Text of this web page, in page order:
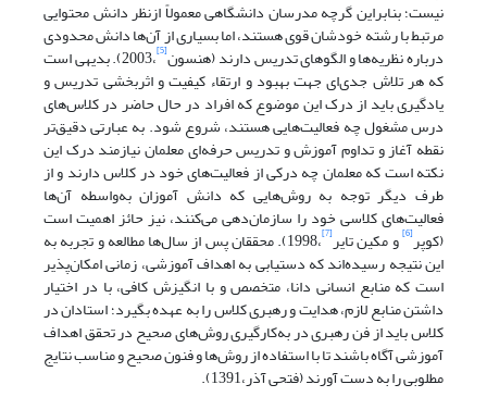
نیست؛ بنابراین گرچه مدرسان دانشگاهی معمولاً ازنظر دانش محتوایی
مرتبط با رشته خودشان قوی هستند، اما بسیاری از آن‌ها دانش محدودی
درباره نظریه‌ها و الگوهای تدریس دارند (هنسون[5] ،2003). بدیهی است
که هر تلاش جدی‌ای جهت بهبود و ارتقاء کیفیت و اثربخشی تدریس و
یادگیری باید از درک این موضوع که افراد در حال حاضر در کلاس‌های
درس مشغول چه فعالیت‌هایی هستند، شروع شود. به عبارتی دقیق‌تر
نقطه آغاز و تداوم آموزش و تدریس حرفه‌ای معلمان نیازمند درک این
نکته است که معلمان چه درکی از فعالیت‌های خود در کلاس دارند و از
طرف دیگر توجه به روش‌هایی که دانش آموزان به‌واسطه آن‌ها
فعالیت‌های کلاسی خود را سازمان‌دهی می‌کنند، نیز حائز اهمیت است
(کوپر[6] و مکین تایر[7] ،1998). محققان پس از سال‌ها مطالعه و تجربه به
این نتیجه رسیده‌اند که دستیابی به اهداف آموزشی، زمانی امکان‌پذیر
است که منابع انسانی دانا، متخصص و با انگیزش کافی، با در اختیار
داشتن منابع لازم، هدایت و رهبری کلاس را به عهده بگیرد؛ استادان در
کلاس باید از فن رهبری در به‌کارگیری روش‌های صحیح در تحقق اهداف
آموزشی آگاه باشند تا با استفاده از روش‌ها و فنون صحیح و مناسب نتایج
مطلوبی را به دست آورند (فتحی آذر،1391).